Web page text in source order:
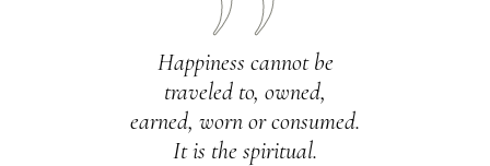
Happiness cannot be
traveled to, owned,
earned, worn or consumed.
It is the spiritual.